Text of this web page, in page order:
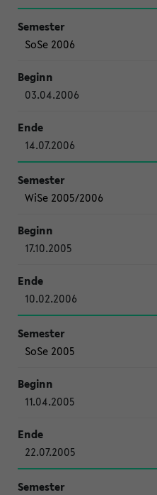
SoSe 2006
03.04.2006
14.07.2006
WiSe 2005/2006
17.10.2005
10.02.2006
SoSe 2005
11.04.2005
22.07.2005